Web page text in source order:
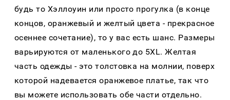
будь то Хэллоуин или просто прогулка (в конце
концов, оранжевый и желтый цвета - прекрасное
осеннее сочетание), то у вас есть шанс. Размеры
варьируются от маленького до 5XL. Желтая
часть одежды - это толстовка на молнии, поверх
которой надевается оранжевое платье, так что
вы можете использовать обе части отдельно.